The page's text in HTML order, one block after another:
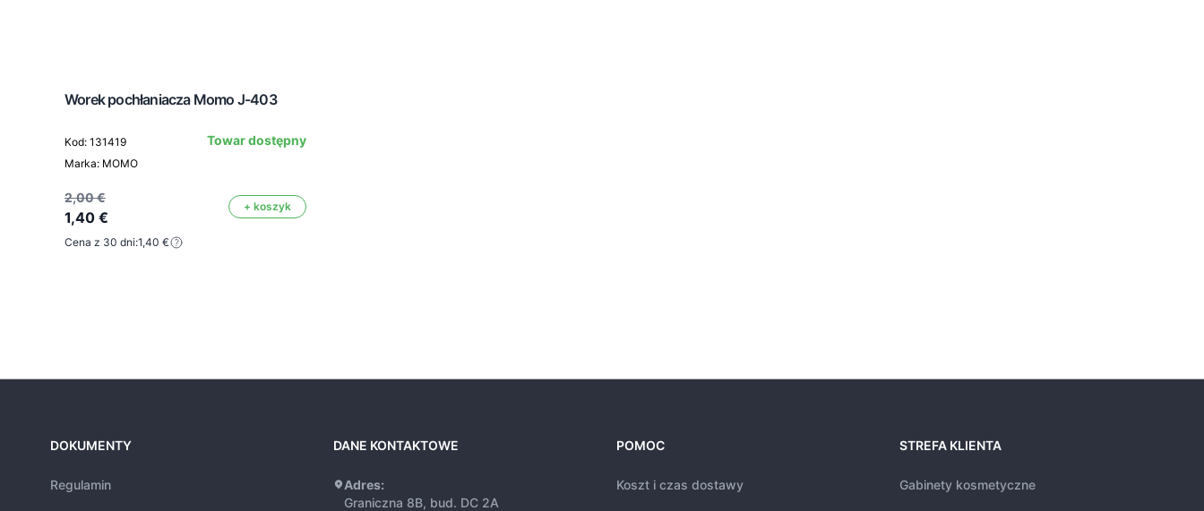
Worek pochłaniacza Momo J-403
Kod: 131419
Marka: MOMO
Towar dostępny
2,00 €
1,40 €
+ koszyk
Cena z 30 dni:1,40 €
DOKUMENTY
Regulamin
DANE KONTAKTOWE
Adres:
Graniczna 8B, bud. DC 2A
POMOC
Koszt i czas dostawy
STREFA KLIENTA
Gabinety kosmetyczne